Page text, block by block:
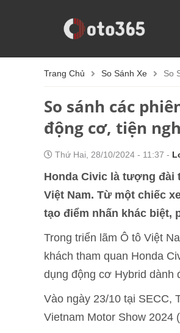
Trang Chủ So Sánh Xe So
So sánh các
động cơ, tiện
Thứ Hai, 28/10/2024 - 11:37 -
Honda Civic là tượng đài
Việt Nam. Từ một chiếc
tạo điểm nhấn khác
Trong triển lãm Ô tô Việt
khách tham quan Honda
dụng động cơ Hybrid dành
Vào ngày 23/10 tại SECC,
Vietnam Motor Show 2024